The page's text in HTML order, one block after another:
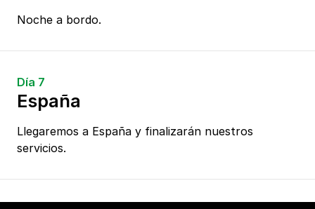
Noche a bordo.
Día 7
España
Llegaremos a España y finalizarán nuestros
servicios.